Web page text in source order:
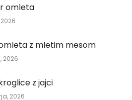
omleta
z mletim mesom
2026
z jajci
2026